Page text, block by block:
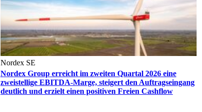
Nordex SE
Nordex Group erreicht im zweiten Quartal 2026 eine
zweistellige EBITDA-Marge, steigert den Auftragseingang
deutlich und erzielt einen positiven Freien Cashflow